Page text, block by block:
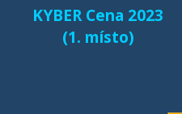
KYBER Cena 2023
(1. místo)